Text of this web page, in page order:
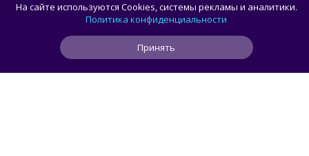
На сайте используются Cookies, системы рекламы и аналитики.
Политика конфиденциальности
Принять